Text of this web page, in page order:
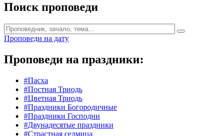
Поиск проповеди
Проповеди на дату
Проповеди на праздники:
#Пасха
#Постная Триодь
#Цветная Триодь
#Праздники Богородичные
#Праздники Господни
#Двунадесятые праздники
#Страстная седмица